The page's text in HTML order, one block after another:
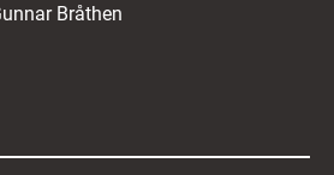
Bråthen